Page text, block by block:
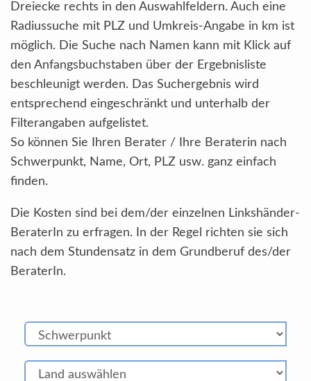
Dreiecke rechts in den Auswahlfeldern. Auch eine
Radiussuche mit PLZ und Umkreis-Angabe in km ist
möglich. Die Suche nach Namen kann mit Klick auf
den Anfangsbuchstaben über der Ergebnisliste
beschleunigt werden. Das Suchergebnis wird
entsprechend eingeschränkt und unterhalb der
Filterangaben aufgelistet.
So können Sie Ihren Berater / Ihre Beraterin nach
Schwerpunkt, Name, Ort, PLZ usw. ganz einfach
finden.
Die Kosten sind bei dem/der einzelnen Linkshänder-
BeraterIn zu erfragen. In der Regel richten sie sich
nach dem Stundensatz in dem Grundberuf des/der
BeraterIn.